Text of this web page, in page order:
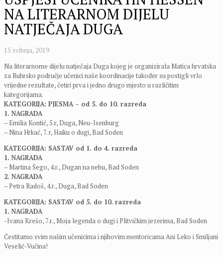
NA LITERARNOM DIJELU
NATJEČAJA DUGA
15 svibnja, 2019
Na literarnome dijelu natječaja Duga kojeg je organizirala Matica hrvatska
za Ruhrsko područje učenici naše koordinacije također su postigli vrlo
vrijedne rezultate, četiri prva i jedno drugo mjesto u različitim
kategorijama.
KATEGORIJA: PJESMA – od 5. do 10. razreda
1. NAGRADA
– Emilia Kontić, 5.r, Duga, Neu-Isenburg
– Nina Hrkać, 7. r, Haiku o dugi, Bad Soden
KATEGORIJA: SASTAV od 1. do 4. razreda
1. NAGRADA
– Martina Šego, 4.r., Dugan na nebu, Bad Soden
2. NAGRADA
– Petra Radoš, 4.r., Duga, Bad Soden
KATEGORIJA: SASTAV od 5. do 10. razreda
1. NAGRADA
-Ivana Krešo, 7.r., Moja legenda o dugi i Plitvičkim jezerima, Bad Soden
Čestitamo svim našim učenicima i njihovim mentoricama Ani Leko i Smiljani
Veselić-Vučina!